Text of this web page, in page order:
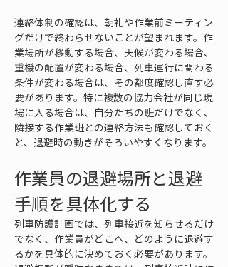
連絡体制の確認は、朝礼や作業前ミーティン
グだけで終わらせないことが望まれます。作
業場所が移動する場合、天候が変わる場合、
重機の配置が変わる場合、列車運行に関わる
条件が変わる場合は、その都度確認し直す必
要があります。特に複数の協力会社が同じ現
場に入る場合は、自分たちの班だけでなく、
隣接する作業班との連絡方法も確認しておく
と、退避時の動きがそろいやすくなります。
作業員の退避場所と退避
手順を具体化する
列車防護計画では、列車接近を知らせるだけ
でなく、作業員がどこへ、どのように退避す
るかを具体的に決めておく必要があります。